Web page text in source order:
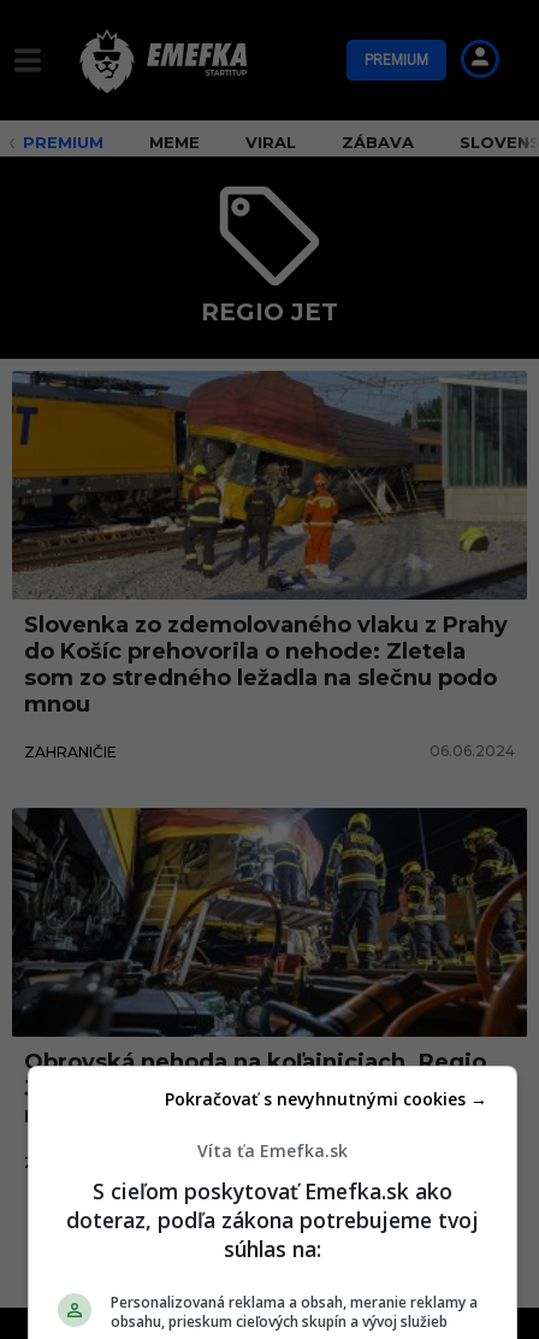
PREMIUM
PREMIUM MEME VIRAL ZÁBAVA
REGIO JET
R
e
i
o
j
e
tSlovenka zo zdemolovaného vlaku z Prahy
do Košíc prehovorila o nehode: Zletela
som zo stredného ležadla na slečnu podo
mnou
ZAHRANIČIE 06.06.2024
Obrovská nehoda na koľajniciach. Regio
Jet smerujúci z Prahy do Košíc sa zrazil s
nákladným vlakom
ZAHRANIČIE
Víta ťa Emefka.sk
S cieľom poskytovať Emefka.sk ako
doteraz, podľa zákona potrebujeme tvoj
súhlas na:
Personalizovaná reklama a obsah, meranie reklamy a
obsahu, prieskum cieľových skupín a vývoj služieb
Pokračovať s nevyhnutnými cookies →